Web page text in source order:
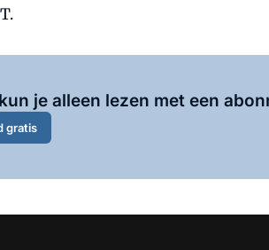
je alleen lezen met een
gratis